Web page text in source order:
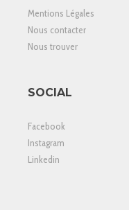
Mentions Légales
Nous contacter
Nous trouver
SOCIAL
Facebook
Instagram
Linkedin